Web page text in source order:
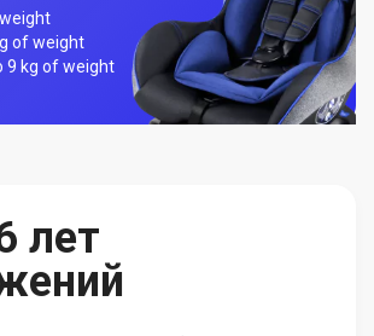
of weight
9 kg of weight
лет